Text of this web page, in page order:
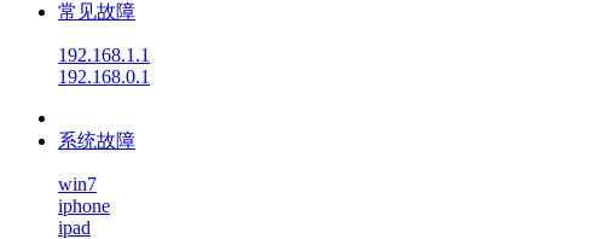
常见故障
192.168.1.1
192.168.0.1
系统故障
win7
iphone
ipad